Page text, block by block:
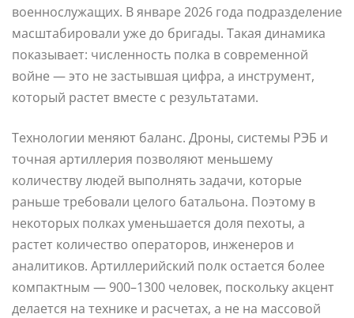
военнослужащих. В январе 2026 года подразделение
масштабировали уже до бригады. Такая динамика
показывает: численность полка в современной
войне — это не застывшая цифра, а инструмент,
который растет вместе с результатами.
Технологии меняют баланс. Дроны, системы РЭБ и
точная артиллерия позволяют меньшему
количеству людей выполнять задачи, которые
раньше требовали целого батальона. Поэтому в
некоторых полках уменьшается доля пехоты, а
растет количество операторов, инженеров и
аналитиков. Артиллерийский полк остается более
компактным — 900–1300 человек, поскольку акцент
делается на технике и расчетах, а не на массовой